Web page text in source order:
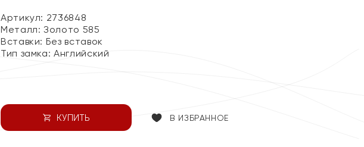
Артикул: 2736848
Металл:Золото 585
Вставки: Без вставок
Тип замка:Английский
КУПИТЬ В ИЗБРАННОЕ